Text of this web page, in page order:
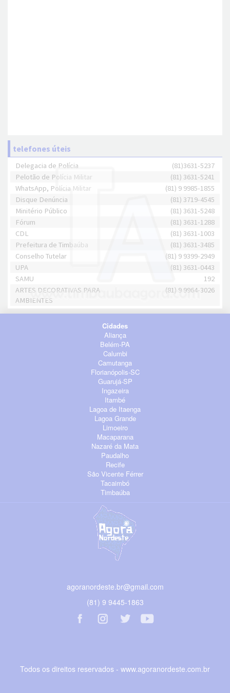
telefones úteis
Delegacia de Polícia
(81)3631-5237
Pelotão de Polícia Militar
(81) 3631-5241
WhatsApp, Polícia Militar
(81) 9 9985-1855
Disque Denúncia
(81) 3719-4545
Minitério Público
(81) 3631-5248
Fórum
(81) 3631-1288
CDL
(81) 3631-1003
Prefeitura de Timbaúba
(81) 3631-3485
Conselho Tutelar
(81) 9 9399-2949
UPA
(81) 3631-0443
SAMU
192
ARTES DECORATIVAS PARA
AMBIENTES
(81) 9 9964-3026
Cidades
Aliança
Belém-PA
Calumbi
Camutanga
Florianópolis-SC
Guarujá-SP
Ingazeira
Itambé
Lagoa de Itaenga
Lagoa Grande
Limoeiro
Macaparana
Nazaré da Mata
Paudalho
Recife
São Vicente Férrer
Tacaimbó
Timbaúba
agoranordeste.br@gmail.com
(81) 9 9445-1863
Todos os direitos reservados - www.agoranordeste.com.br